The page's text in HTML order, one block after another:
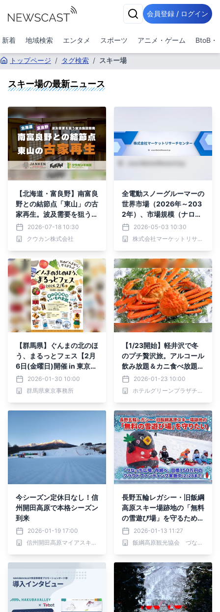
会員登録 / ログイン
新着 地域検索 エンタメ スポーツ アニメ・ゲーム BtoB・
トップページ / タグ検索 / スキー場
スキー場の最新ニュース
【北海道・富良野】南富良
野との結節点「東山」の古
家再生。波及需要を狙う宿
泊施設開発
2026-07-18 10:30
クウカン株式会社
全電動スノーグルーマーの
世界市場（2026年～203
2年）、市場規模（ナロー
トレイルグルーマー、ワイ
ドトレイルグルーマー、ノ
ルディック/クロスカント
ポートを発表
2026-05-03 10:30
株式会社マーケットリサーチセンター
【群馬県】ぐんまの北のほ
う、まるっとフェス【2月
6日(金曜日)開催 in 東京・
日本橋】2026-01-30 10:00
群馬県東京事務所
【1/23開始】軽井沢で冬
のプチ贅沢旅。アルコール
飲み放題＆カニ食べ放題付
を期間限定で提供
2026-01-23 10:00
ホテルグリーンプラザチェーン
今シーズン定休日なし！信
州開田高原で本格シーズン
到来
2026-01-19 17:00
信州開田高原マイアスキー場
長野五輪レガシー・旧飯綱
高原スキー場跡地の「無料
の雪遊び場」を守るため、
クラウドファンディングを
実施
2026-01-13 11:27
飯綱高原観光協会 づなっち後援部